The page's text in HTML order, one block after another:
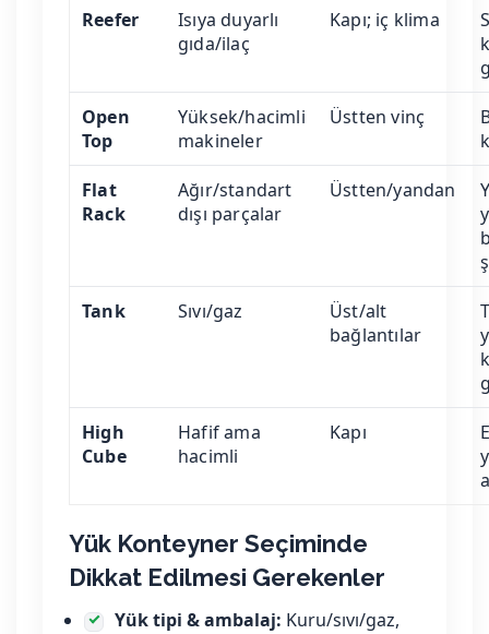
Reefer
Isıya duyarlı
gıda/ilaç
Kapı; iç klima
Open
Top
Yüksek/hacimli
makineler
Üstten vinç
Flat
Rack
Ağır/standart
dışı parçalar
Üstten/yandan
Tank Sıvı/gaz
Üst/alt
bağlantılar
High
Cube
Hafif ama
hacimli
Kapı
Yük Konteyner Seçiminde
Dikkat Edilmesi Gerekenler
Yük tipi & ambalaj: Kuru/sıvı/gaz,